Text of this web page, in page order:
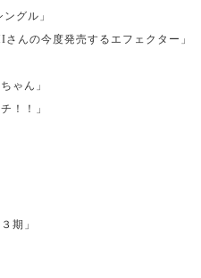
グル」
さんの今度発売するエフェクター」
ゃん」
！！」
期」